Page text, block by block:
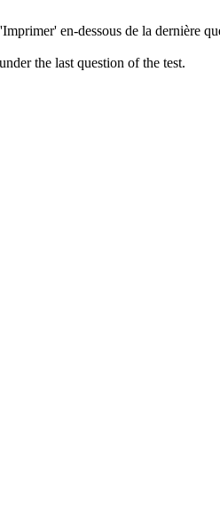
en-dessous de la dernière
the last question of the test.